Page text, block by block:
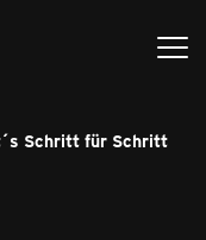
Schritt für Schritt